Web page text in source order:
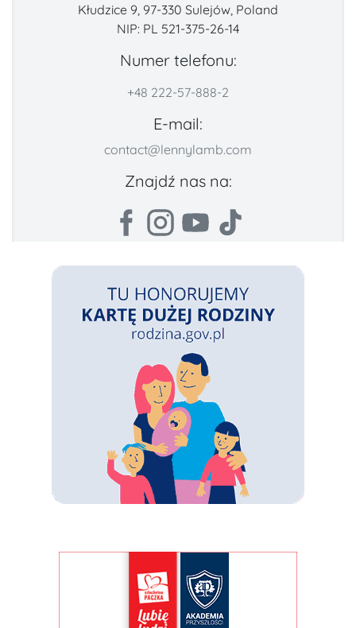
Kłudzice 9, 97-330 Sulejów, Poland
NIP: PL 521-375-26-14
Numer telefonu:
+48 222-57-888-2
E-mail:
contact@lennylamb.com
Znajdź nas na: